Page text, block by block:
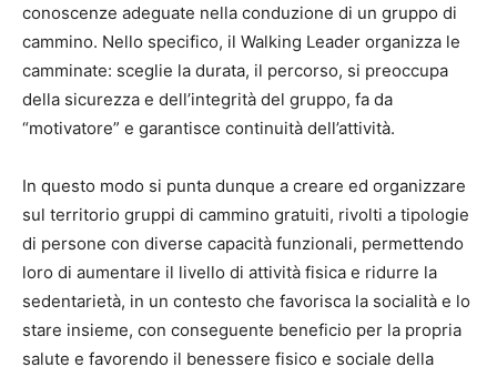
conoscenze adeguate nella conduzione di un gruppo di
cammino. Nello specifico, il Walking Leader organizza le
camminate: sceglie la durata, il percorso, si preoccupa
della sicurezza e dell’integrità del gruppo, fa da
“motivatore” e garantisce continuità dell’attività.
In questo modo si punta dunque a creare ed organizzare
sul territorio gruppi di cammino gratuiti, rivolti a tipologie
di persone con diverse capacità funzionali, permettendo
loro di aumentare il livello di attività fisica e ridurre la
sedentarietà, in un contesto che favorisca la socialità e lo
stare insieme, con conseguente beneficio per la propria
salute e favorendo il benessere fisico e sociale della